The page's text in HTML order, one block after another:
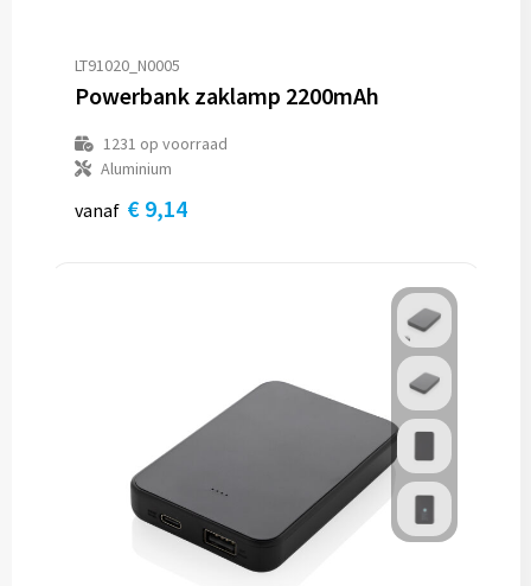
LT91020_N0005
Powerbank zaklamp 2200mAh
1231 op voorraad
Aluminium
vanaf € 9,14